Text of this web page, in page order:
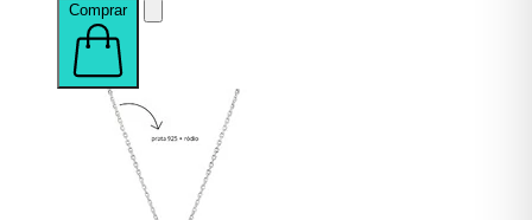
Comprar